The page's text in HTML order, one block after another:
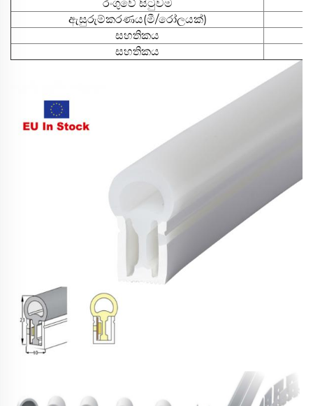
රංගුවේ සිටුවම
ඇසුරුම්කරණය(මී/රෝලයක්)
සහතිකය
සහතිකය